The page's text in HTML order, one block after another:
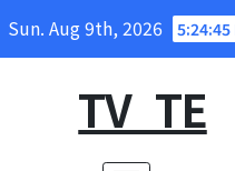
Sun. Aug 9th, 2026 5:24:46
TV_TE